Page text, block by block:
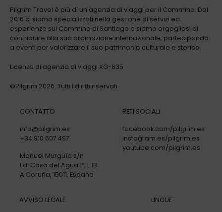
Pilgrim Travel è più di un'agenzia di viaggi per il Cammino. Dal
2016 ci siamo specializzati nella gestione di servizi ed
esperienze sul Cammino di Santiago e siamo orgogliosi di
contribuire alla sua promozione internazionale, partecipando
a eventi per valorizzare il suo patrimonio culturale e storico.
Licenza di agenzia di viaggi XG-635
©Pilgrim.2026. Tutti i diritti riservati
CONTATTO
info@pilgrim.es
+34 910 607 497
Manuel Murguía s/n
Ed. Casa del Agua 1º, L 1B
A Coruña, 15011, España
RETI SOCIALI
facebook.com/pilgrim.es
instagram.es/pilgrim.es
youtube.com/pilgrim.es
AVVISO LEGALE LINGUE